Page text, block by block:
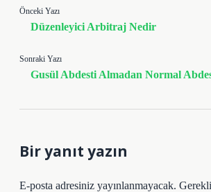
Önceki Yazı
Düzenleyici Arbitraj Nedir
Sonraki Yazı
Gusül Abdesti Almadan Normal
Bir yanıt yazın
E-posta adresiniz yayınlanmayacak.